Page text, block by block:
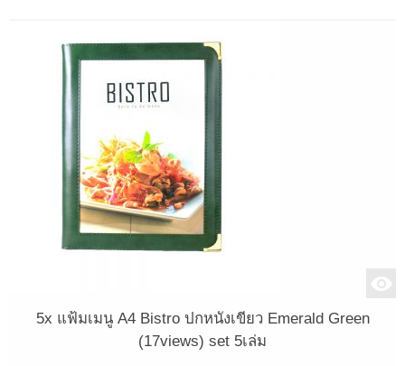
5x แฟ้มเมนู A4 Bistro ปกหนังเขียว Emerald Green
(17views) set 5เล่ม